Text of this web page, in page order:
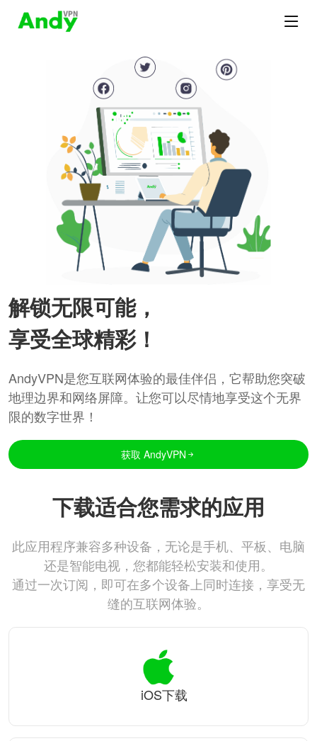
解锁无限可能，
享受全球精彩！
AndyVPN是您互联网体验的最佳伴侣，它帮助您突破
地理边界和网络屏障。让您可以尽情地享受这个无界
限的数字世界！
获取 AndyVPN
下载适合您需求的应用
此应用程序兼容多种设备，无论是手机、平板、电脑
还是智能电视，您都能轻松安装和使用。
通过一次订阅，即可在多个设备上同时连接，享受无
缝的互联网体验。
iOS下载